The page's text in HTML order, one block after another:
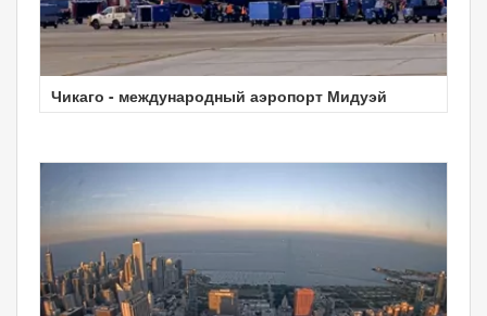
Чикаго - международный аэропорт Мидуэй